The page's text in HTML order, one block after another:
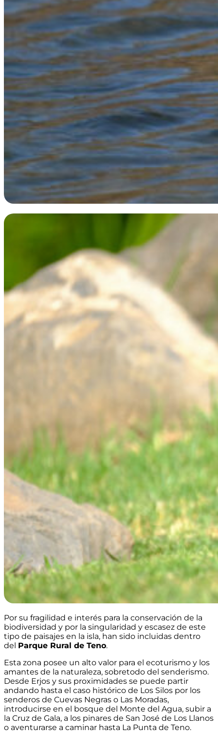
Por su fragilidad e interés para la conservación de la
biodiversidad y por la singularidad y escasez de este
tipo de paisajes en la isla, han sido incluidas dentro
del Parque Rural de Teno.
Esta zona posee un alto valor para el ecoturismo y los
amantes de la naturaleza, sobretodo del senderismo.
Desde Erjos y sus proximidades se puede partir
andando hasta el caso histórico de Los Silos por los
senderos de Cuevas Negras o Las Moradas,
introducirse en el bosque del Monte del Agua, subir a
la Cruz de Gala, a los pinares de San José de Los Llanos
o aventurarse a caminar hasta La Punta de Teno.